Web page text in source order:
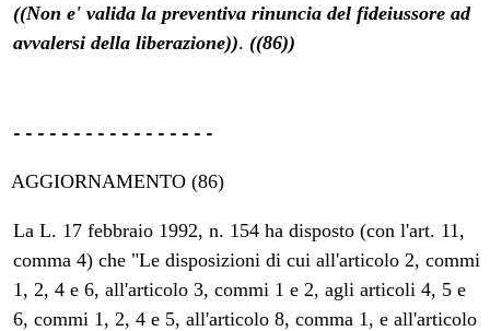
((Non e' valida la preventiva rinuncia del fideiussore ad
avvalersi della liberazione)). ((86))
-----------------
AGGIORNAMENTO (86)
La L. 17 febbraio 1992, n. 154 ha disposto (con l'art. 11,
comma 4) che "Le disposizioni di cui all'articolo 2, commi
1, 2, 4 e 6, all'articolo 3, commi 1 e 2, agli articoli 4, 5 e
6, commi 1, 2, 4 e 5, all'articolo 8, comma 1, e all'articolo